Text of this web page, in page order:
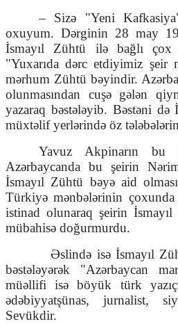
– Sizə "Yeni
oxuyum. Dərginin 28 may
İsmayıl Zühtü ilə bağlı çox
"Yuxarıda dərc etdiyimiz şeir
mərhum Zühtü bəyindir.
olunmasından cuşə gələn
yazaraq bəstələyib. Bəstəni
müxtəlif yerlərində öz
Yavuz Akpinarın bu
Azərbaycanda bu şeirin
İsmayıl Zühtü bəyə aid
Türkiyə mənbələrinin
istinad olunaraq şeirin
mübahisə doğurmurdu.
Əslində isə İsmayıl
bəstələyərək "Azərbaycan
müəllifi isə böyük türk
ədəbiyyatşünas, jurnalist,
Sevükdir.